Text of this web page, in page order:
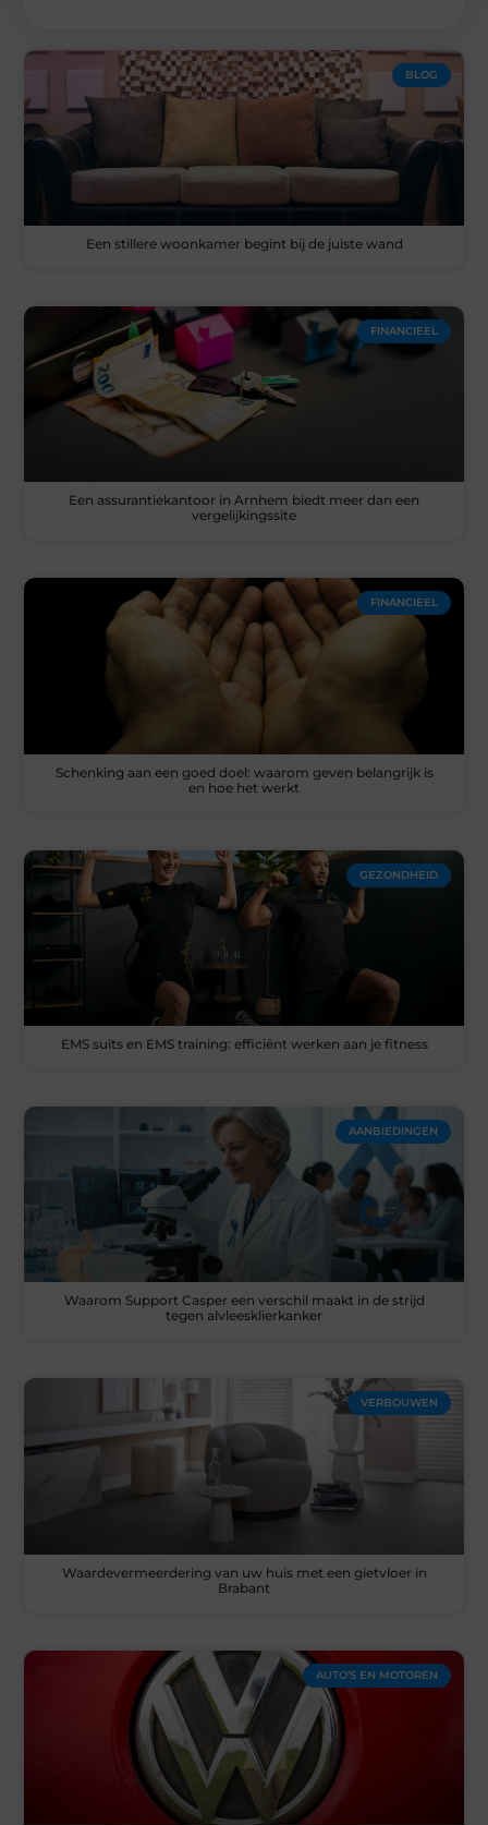
BLOG
Een stillere woonkamer begint bij de juiste wand
FINANCIEEL
Een assurantiekantoor in Arnhem biedt meer dan een
vergelijkingssite
FINANCIEEL
Schenking aan een goed doel: waarom geven belangrijk is
en hoe het werkt
GEZONDHEID
EMS suits en EMS training: efficiënt werken aan je fitness
AANBIEDINGEN
Waarom Support Casper een verschil maakt in de strijd
tegen alvleesklierkanker
VERBOUWEN
Waardevermeerdering van uw huis met een gietvloer in
Brabant
AUTO’S EN MOTOREN